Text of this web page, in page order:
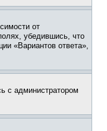
от
убедившись, что
«Вариантов ответа»,
с администратором